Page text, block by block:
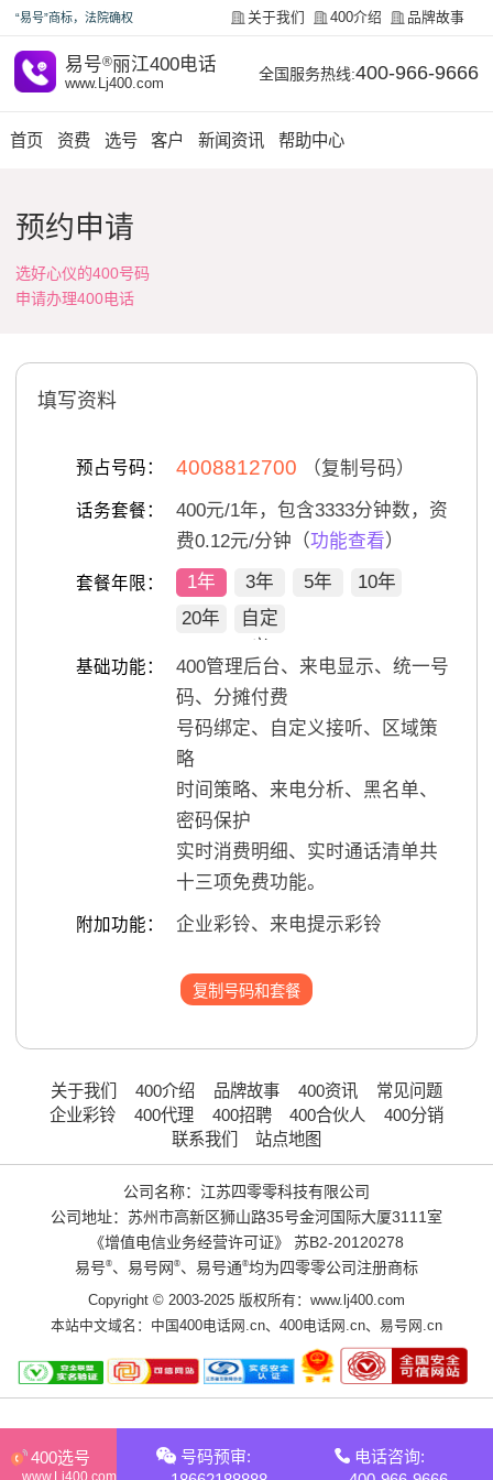
“易号”商标，法院确权 关于我们 400介绍 品牌故事
易号®丽江400电话
www.Lj400.com
全国服务热线:400-966-9666
首页 资费 选号 客户 新闻资讯 帮助中心
预约申请
选好心仪的400号码
申请办理400电话
填写资料
预占号码： 4008812700 （复制号码）
话务套餐： 400元/1年，包含3333分钟数，资
费0.12元/分钟（功能查看）
套餐年限： 1年 3年 5年
10年
20年
自定
义
基础功能：
400管理后台、来电显示、统一号
码、分摊付费
号码绑定、自定义接听、区域策
略
时间策略、来电分析、黑名单、
密码保护
实时消费明细、实时通话清单共
十三项免费功能。
附加功能： 企业彩铃、来电提示彩铃
复制号码和套餐
关于我们 400介绍 品牌故事 400资讯
常见问题
企业彩铃
400代理 400招聘 400合伙人
400分销
联系我们
站点地图
公司名称：江苏四零零科技有限公司
公司地址：苏州市高新区狮山路35号金河国际大厦3111室
《增值电信业务经营许可证》
苏B2-20120278
易号®、易号网 ®、易号通®均为四零零公司注册商标
Copyright © 2003-2025 版权所有：www.lj400.com
本站中文域名： 中国400电话网.cn、 400电话网.cn、 易号网.cn
400选号
www.Lj400.com
号码预审:
电话咨询: